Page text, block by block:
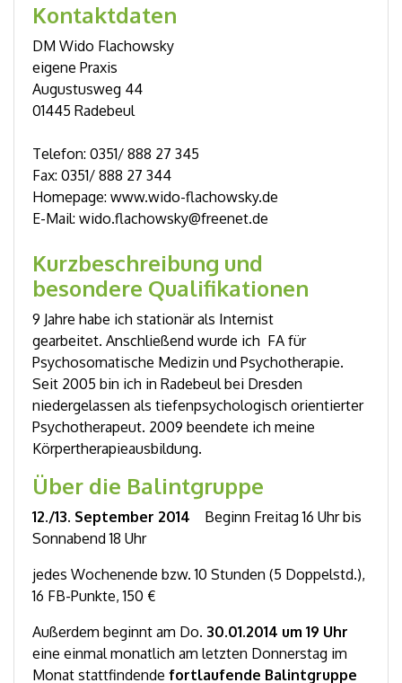
Kontaktdaten
DM Wido Flachowsky
eigene Praxis
Augustusweg 44
01445 Radebeul
Telefon: 0351/ 888 27 345
Fax: 0351/ 888 27 344
Homepage: www.wido-flachowsky.de
E-Mail: wido.flachowsky@freenet.de
Kurzbeschreibung und
besondere Qualifikationen
9 Jahre habe ich stationär als Internist
gearbeitet. Anschließend wurde ich FA für
Psychosomatische Medizin und Psychotherapie.
Seit 2005 bin ich in Radebeul bei Dresden
niedergelassen als tiefenpsychologisch orientierter
Psychotherapeut. 2009 beendete ich meine
Körpertherapieausbildung.
Über die Balintgruppe
12./13. September 2014 Beginn Freitag 16 Uhr bis
Sonnabend 18 Uhr
jedes Wochenende bzw. 10 Stunden (5 Doppelstd.),
16 FB-Punkte, 150 €
Außerdem beginnt am Do. 30.01.2014 um 19 Uhr
eine einmal monatlich am letzten Donnerstag im
Monat stattfindende fortlaufende Balintgruppe